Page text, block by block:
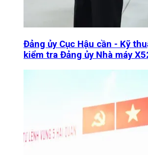
Đảng ủy Cục Hậu cần - Kỹ
kiểm tra Đảng ủy Nhà máy